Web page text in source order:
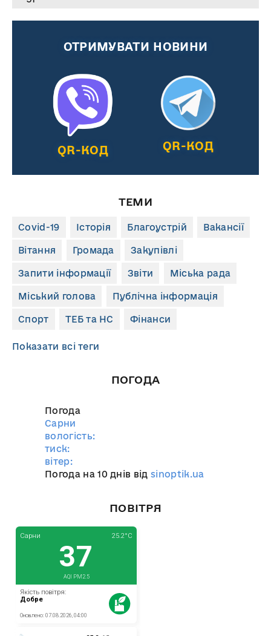
ОТРИМУВАТИ НОВИНИ
QR-КОД QR-КОД
ТЕМИ
Covid-19 Історія Благоустрій Вакансії
Вітання Громада Закупівлі
Запити інформації Звіти Міська рада
Міський голова Публічна інформація
Спорт ТЕБ та НС Фінанси
Показати всі теги
ПОГОДА
Погода
Сарни
вологість:
тиск:
вітер:
Погода на 10 днів відsinoptik.ua
ПОВІТРЯ